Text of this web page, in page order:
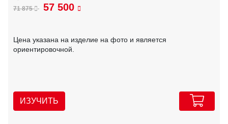
71 875 57 500
Цена указана на изделие на фото и является
ориентировочной.
ИЗУЧИТЬ